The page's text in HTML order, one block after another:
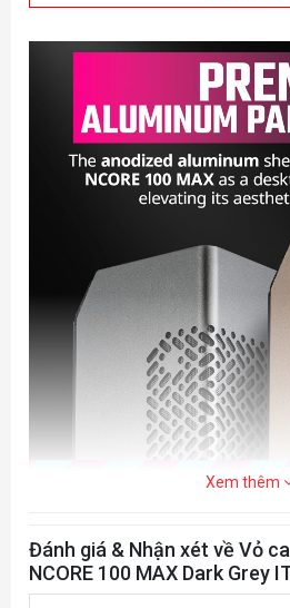
Details
Motherboard
Compatibility
Side
Expansion
Internal 2.5" Drive Bays
Front Panel Ports
Front
Ports
USB Ports: USB 3.2
USB 3.2 Gen2 x 2
Audio In / Out:
mounted in
Top: 120/140mm
Xem thêm
Đánh giá & Nhận xét về Vỏ
NCORE 100 MAX Dark Grey